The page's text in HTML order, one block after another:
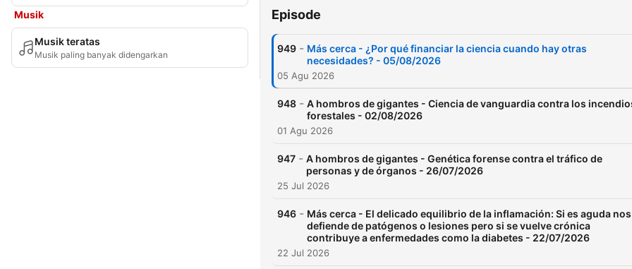
Musik
Musik teratas
Musik paling banyak didengarkan
Episode
949 - Más cerca - ¿Por qué financiar la ciencia cuando hay otras
necesidades? - 05/08/2026
05 Agu 2026
948 - A hombros de gigantes - Ciencia de vanguardia contra los
forestales - 02/08/2026
01 Agu 2026
947 - A hombros de gigantes - Genética forense contra el tráfico de
personas y de órganos - 26/07/2026
25 Jul 2026
946 - Más cerca - El delicado equilibrio de la inflamación: Si es aguda nos
defiende de patógenos o lesiones pero si se vuelve crónica
contribuye a enfermedades como la diabetes - 22/07/2026
22 Jul 2026